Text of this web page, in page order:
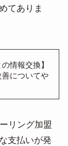
てありま
情報交換】
についてや
リング加盟
支払いが発